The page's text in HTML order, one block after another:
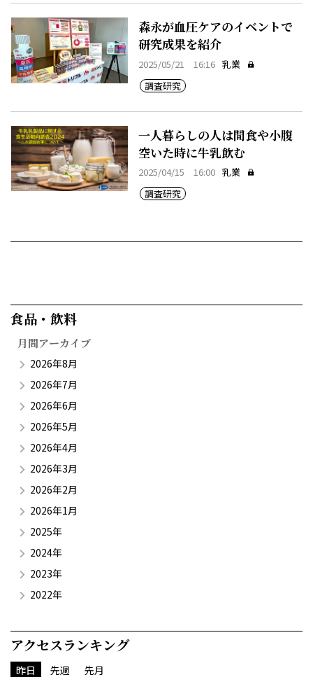
森永が血圧ケアのイベントで
研究成果を紹介
2025/05/21 16:16 乳業
調査研究
一人暮らしの人は間食や小腹
空いた時に牛乳飲む
2025/04/15 16:00 乳業
調査研究
食品・飲料​
月間アーカイブ
2026年8月
2026年7月
2026年6月
2026年5月
2026年4月
2026年3月
2026年2月
2026年1月
2025年
2024年
2023年
2022年
アクセスランキング
昨日 先週 先月